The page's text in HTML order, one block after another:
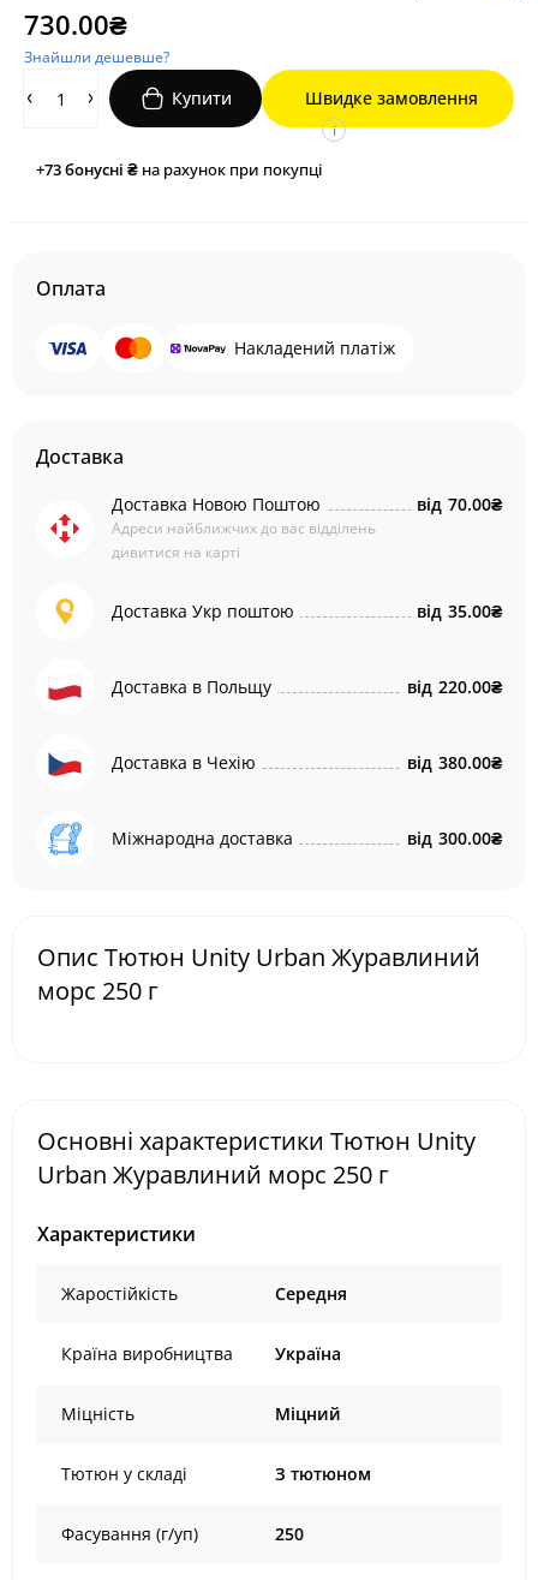
730.00₴
Знайшли дешевше?
Купити Швидке замовлення
+73бонусні ₴ на рахунок при покупці
i
Оплата
Накладений платіж
Доставка
Доставка Новою Поштою
Адреси найближчих до вас відділень
дивитися на карті
від 70.00₴
Доставка Укр поштою від 35.00₴
Доставка в Польщу від 220.00₴
Доставка в Чехію від 380.00₴
Міжнародна доставка від 300.00₴
Опис Тютюн Unity Urban Журавлиний
морс 250 г
Основні характеристики Тютюн Unity
Urban Журавлиний морс 250 г
Характеристики
Жаростійкість Середня
Країна виробництва Україна
Міцність Міцний
Тютюн у складі З тютюном
Фасування (г/уп) 250